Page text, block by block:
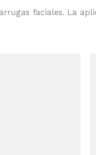
faciales. La